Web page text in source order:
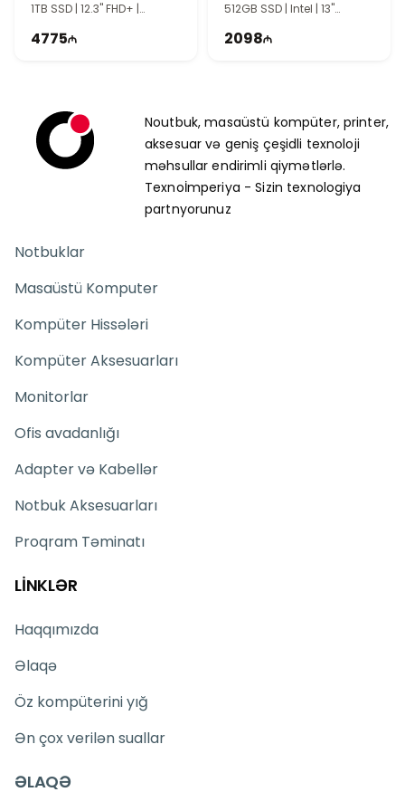
1TB SSD | 12.3" FHD+ |
4775
512GB SSD | Intel | 13"
| TI0126
2098
Noutbuk, masaüstü kompüter, printer,
aksesuar və geniş çeşidli texnoloji
məhsullar endirimli qiymətlərlə.
Texnoİmperiya - Sizin texnologiya
partnyorunuz
Notbuklar
Masaüstü Komputer
Kompüter Hissələri
Kompüter Aksesuarları
Monitorlar
Ofis avadanlığı
Adapter və Kabellər
Notbuk Aksesuarları
Proqram Təminatı
LİNKLƏR
Haqqımızda
Əlaqə
Öz kompüterini yığ
Ən çox verilən suallar
ƏLAQƏ